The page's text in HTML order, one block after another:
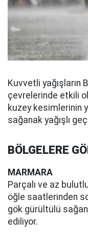
Kuvvetli yağışların
çevrelerinde etkili
kuzey kesimlerinin
sağanak yağışlı
BÖLGELERE
MARMARA
Parçalı ve az
öğle saatlerinden
gök gürültülü
ediliyor.